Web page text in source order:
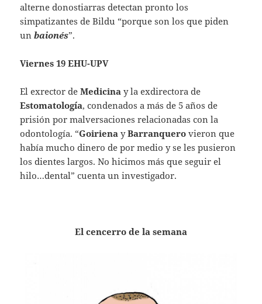
alterne donostiarras detectan pronto los
simpatizantes de Bildu “porque son los que piden
unbaionés”.
Viernes 19 EHU-UPV
El exrector deMedicina y la exdirectora de
Estomatología, condenados a más de 5 años de
prisión por malversaciones relacionadas con la
odontología. “Goiriena yBarranquero vieron que
había mucho dinero de por medio y se les pusieron
los dientes largos. No hicimos más que seguir el
hilo…dental” cuenta un investigador.
El cencerro de la semana